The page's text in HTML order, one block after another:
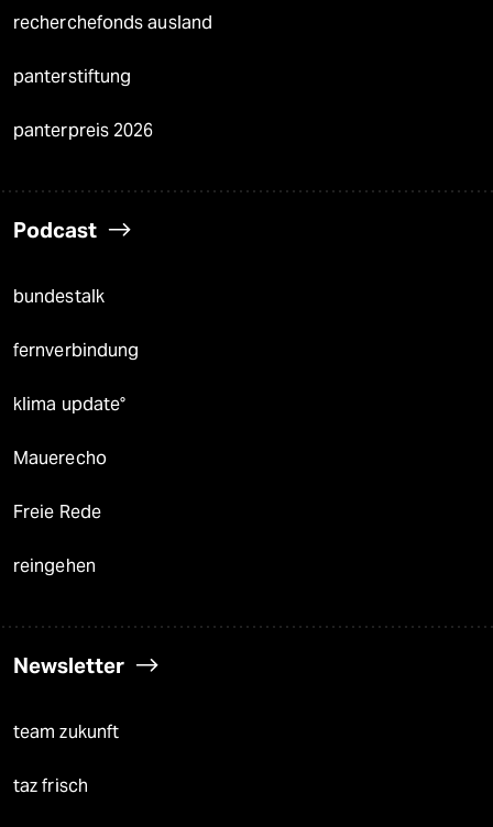
recherchefonds ausland
panterstiftung
panterpreis 2026
Podcast
bundestalk
fernverbindung
klima update°
Mauerecho
Freie Rede
reingehen
Newsletter
team zukunft
taz frisch